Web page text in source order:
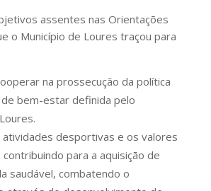
assentes nas Orientações
o Município de Loures traçou para
na prossecução da política
bem-estar definida pelo
desportivas e os valores
para a aquisição de
saudável, combatendo o